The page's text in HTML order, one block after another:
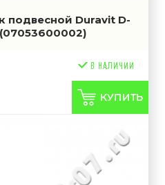
подвесной Duravit D-
(07053600002)